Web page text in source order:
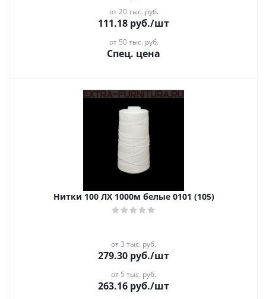
от 20 тыс. руб.
111.18 руб./шт
от 50 тыс. руб.
Спец. цена
Нитки 100 ЛХ 1000м белые 0101 (105)
от 3 тыс. руб.
279.30 руб./шт
от 5 тыс. руб.
263.16 руб./шт